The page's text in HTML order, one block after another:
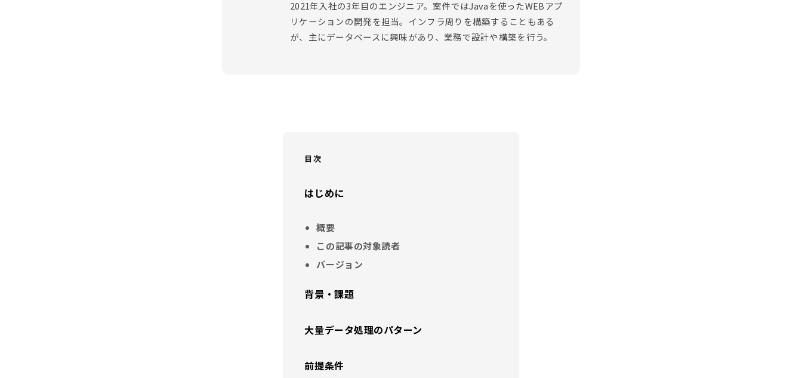
2021年入社の3年目のエンジニア。案件ではJavaを使ったWEBアプ
リケーションの開発を担当。インフラ周りを構築することもある
が、主にデータベースに興味があり、業務で設計や構築を行う。
目次
はじめに
概要
この記事の対象読者
バージョン
背景・課題
大量データ処理のパターン
前提条件